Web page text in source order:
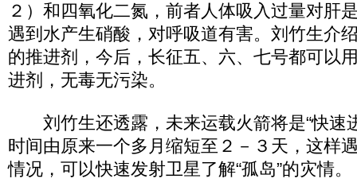
２）和四氧化二氮，前者人体吸入过量对肝
遇到水产生硝酸，对呼吸道有害。刘竹生介
的推进剂，今后，长征五、六、七号都可以
进剂，无毒无污染。
刘竹生还透露，未来运载火箭将是“快速
时间由原来一个多月缩短至２－３天，这样
情况，可以快速发射卫星了解“孤岛”的灾情。